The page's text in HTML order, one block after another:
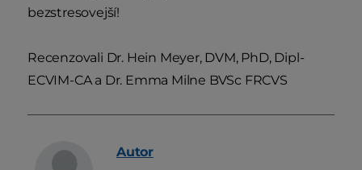
bezstresovejší!
Recenzovali Dr. Hein Meyer, DVM, PhD, Dipl-
ECVIM-CA a Dr. Emma Milne BVSc FRCVS
Autor